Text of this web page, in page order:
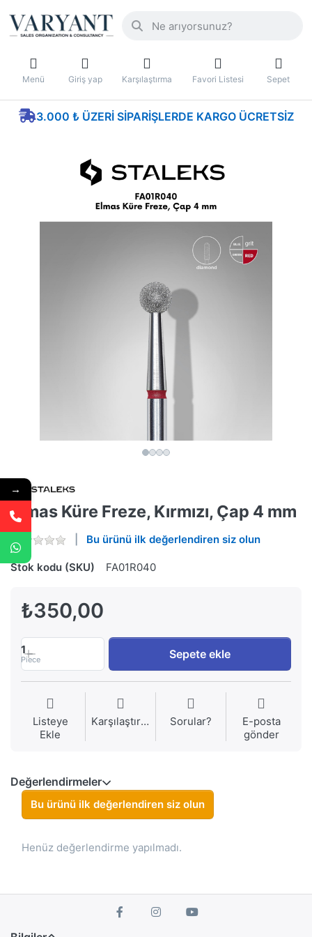
Menü Giriş yap Karşılaştırma Favori Listesi Sepet
3.000 ₺ ÜZERI SIPARIŞLERDE KARGO ÜCRETSIZ
Elmas Küre Freze, Kırmızı, Çap 4 mm
Bu ürünü ilk değerlendiren siz olun
Stok kodu (SKU) FA01R040
₺350,00
1
Piece Sepete ekle
Listeye
Ekle
Karşılaştırma Sorular?
E-posta
gönder
Değerlendirmeler
Bu ürünü ilk değerlendiren siz olun
Henüz değerlendirme yapılmadı.
→